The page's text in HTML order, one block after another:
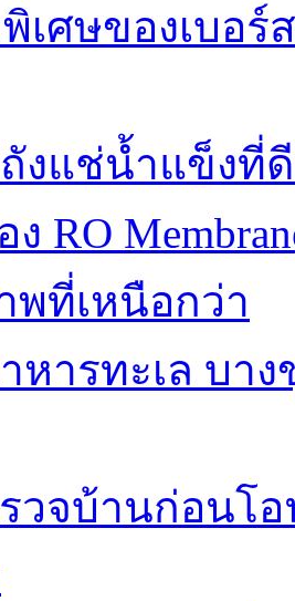
เศษของเบอ
งแช่น้ำแข็งที่
ง RO
ที่เหนือกว่า
หารทะเล บา
วจบ้านก่อนโ